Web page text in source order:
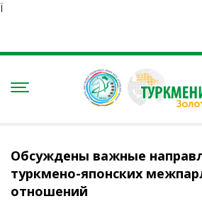
Ï
Обсуждены важные
туркмено-японских
отношений